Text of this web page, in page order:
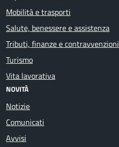
Mobilità e trasporti
Salute, benessere e assistenza
Tributi, finanze e contravvenzioni
Turismo
Vita lavorativa
NOVITÀ
Notizie
Comunicati
Avvisi